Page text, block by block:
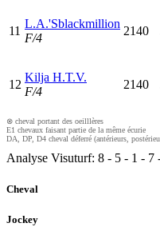
11
L.A.'Sblackmillion
F/4
2140
12
Kilja H.T.V.
F/4
2140
⊗ cheval portant des oeilllères
E1 chevaux faisant partie de la même écurie
DA, DP, D4 cheval déferré (antérieurs,
Analyse Visuturf: 8 - 5 - 1 - 7
Cheval
Jockey